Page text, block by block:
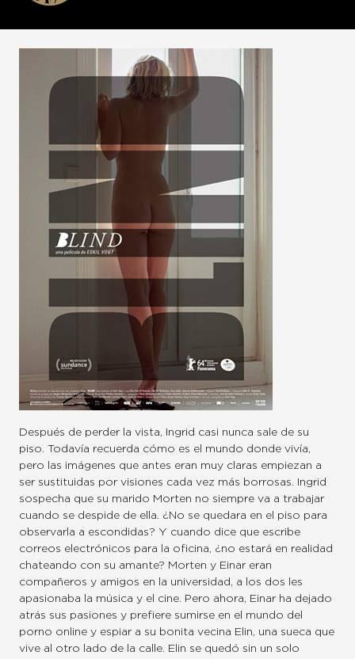
Después de perder la vista, Ingrid casi nunca sale de su
piso. Todavía recuerda cómo es el mundo donde vivía,
pero las imágenes que antes eran muy claras empiezan a
ser sustituidas por visiones cada vez más borrosas. Ingrid
sospecha que su marido Morten no siempre va a trabajar
cuando se despide de ella. ¿No se quedara en el piso para
observarla a escondidas? Y cuando dice que escribe
correos electrónicos para la oficina, ¿no estará en realidad
chateando con su amante? Morten y Einar eran
compañeros y amigos en la universidad, a los dos les
apasionaba la música y el cine. Pero ahora, Einar ha dejado
atrás sus pasiones y prefiere sumirse en el mundo del
porno online y espiar a su bonita vecina Elin, una sueca que
vive al otro lado de la calle. Elin se quedó sin un solo